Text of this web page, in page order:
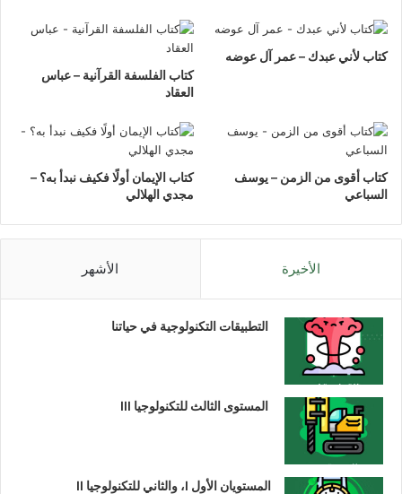
كتاب لأني عبدك – عمر آل عوضه
كتاب الفلسفة القرآنية – عباس
العقاد
كتاب أقوى من الزمن – يوسف
السباعي
كتاب الإيمان أولًا فكيف نبدأ به؟ –
مجدي الهلالي
الأخيرة الأشهر
التطبيقات التكنولوجية في حياتنا
المستوى الثالث للتكنولوجيا III
المستويان الأول I، والثاني للتكنولوجيا II